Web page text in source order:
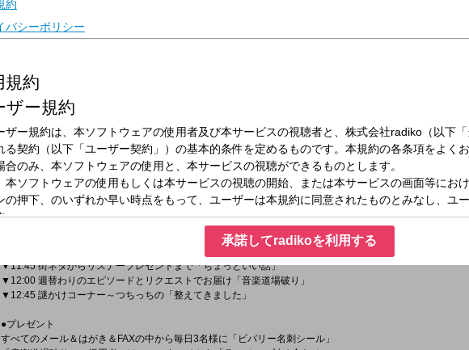
放送局
放送時間
2026年4月16日（木）11:30～13:00
番組名
高田文夫のラジオビバリー昼ズ
笑いを届けて35年！愉快なメンバーで送るお昼の名物ラジオ！
ビバリーを聴かなきゃラジオを語れない！
〇パーソナリティ 清水ミチコ
▼11:45 街ネタからリスナープレゼントまで「ちょっといい話」
▼12:00 週替わりのエピソードとリクエストでお届け「音楽道場破り」
▼12:45 謎かけコーナー～つちっちの「整えてきました」
●プレゼント
すべてのメール＆はがき＆FAXの中から毎日3名様に「ビバリー名刺シール」
承諾してradikoを利用する